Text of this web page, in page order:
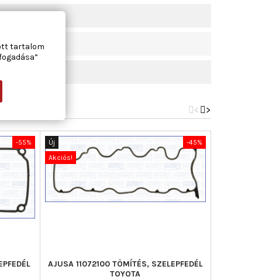
>
<
-55% -45%
Új
Akciós!
AJUSA 11072100 TÖMÍTÉS, SZELEPFEDÉL
TOYOTA
tartalom